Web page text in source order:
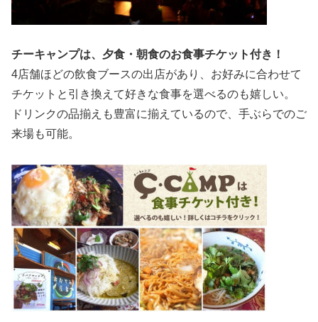
チーキャンプは、夕食・朝食のお食事チケット付き！
4店舗ほどの飲食ブースの出店があり、お好みに合わせて
チケットと引き換えて好きな食事を選べるのも嬉しい。
ドリンクの品揃えも豊富に揃えているので、手ぶらでのご
来場も可能。